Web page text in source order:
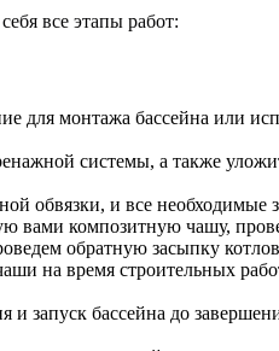
все этапы работ:
для монтажа бассейна или
системы, а также
обвязки, и все необходимые
композитную чашу,
обратную засыпку
на время строительных
запуск бассейна до